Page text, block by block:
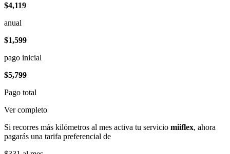
$4,119
anual
$1,599
pago inicial
$5,799
Pago total
Ver completo
Si recorres más kilómetros al mes activa tu servicio miiflex, ahora
pagarás una tarifa preferencial de